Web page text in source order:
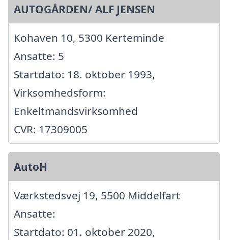
AUTOGÅRDEN/ ALF JENSEN
Kohaven 10, 5300 Kerteminde
Ansatte: 5
Startdato: 18. oktober 1993,
Virksomhedsform:
Enkeltmandsvirksomhed
CVR: 17309005
AutoH
Værkstedsvej 19, 5500 Middelfart
Ansatte:
Startdato: 01. oktober 2020,